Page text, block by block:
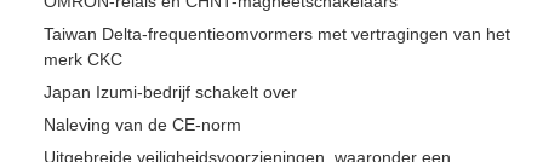
Taiwan Delta-frequentieomvormers met vertragingen van het
merk CKC
Japan Izumi-bedrijf schakelt over
Naleving van de CE-norm
Uitgebreide veiligheidsvoorzieningen, waaronder een